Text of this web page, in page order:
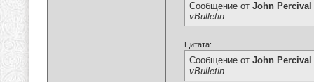
Сообщение от John Percival
vBulletin
Цитата:
Сообщение от John Percival
vBulletin